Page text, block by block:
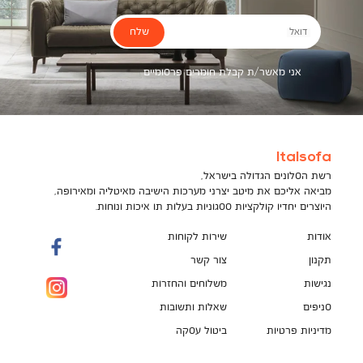
דואל
אני מאשר/ת קבלת חומרים פרסומיים
שלח
Italsofa
רשת הסלונים הגדולה בישראל,
מביאה אליכם את מיטב יצרני מערכות הישיבה מאיטליה ומאירופה,
היוצרים יחדיו קולקציות ססגוניות בעלות תו איכות ונוחות.
אודות
תקנון
נגישות
סניפים
מדיניות פרטיות
שירות לקוחות
צור קשר
משלוחים והחזרות
שאלות ותשובות
ביטול עסקה